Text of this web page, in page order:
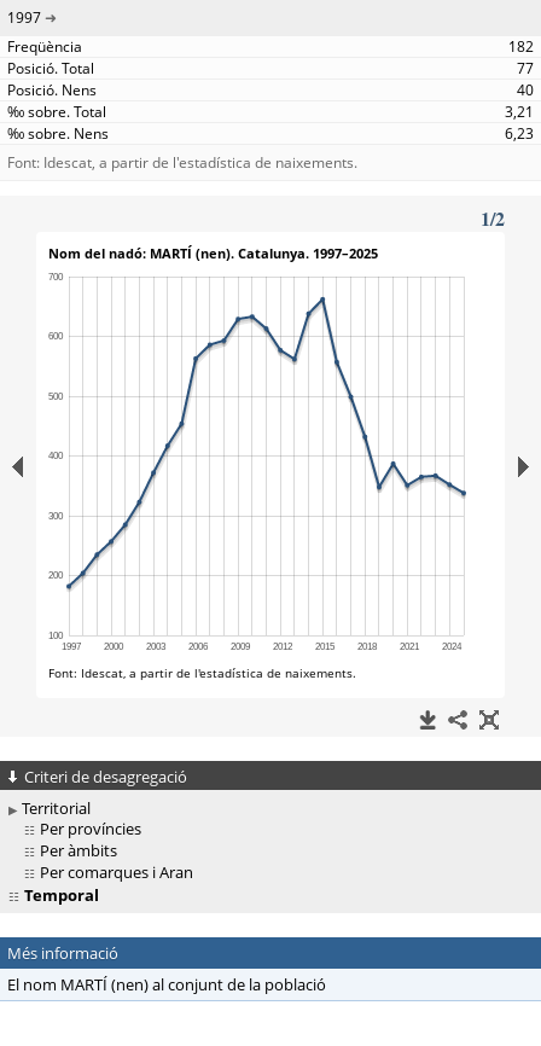
1997
182
77
40
3,21
6,23
Font: Idescat, a partir de l'estadística de naixements.
Criteri de desagregació
Territorial
Per províncies
Per àmbits
Per comarques i Aran
Temporal
Més informació
El nom MARTÍ (nen) al conjunt de la població